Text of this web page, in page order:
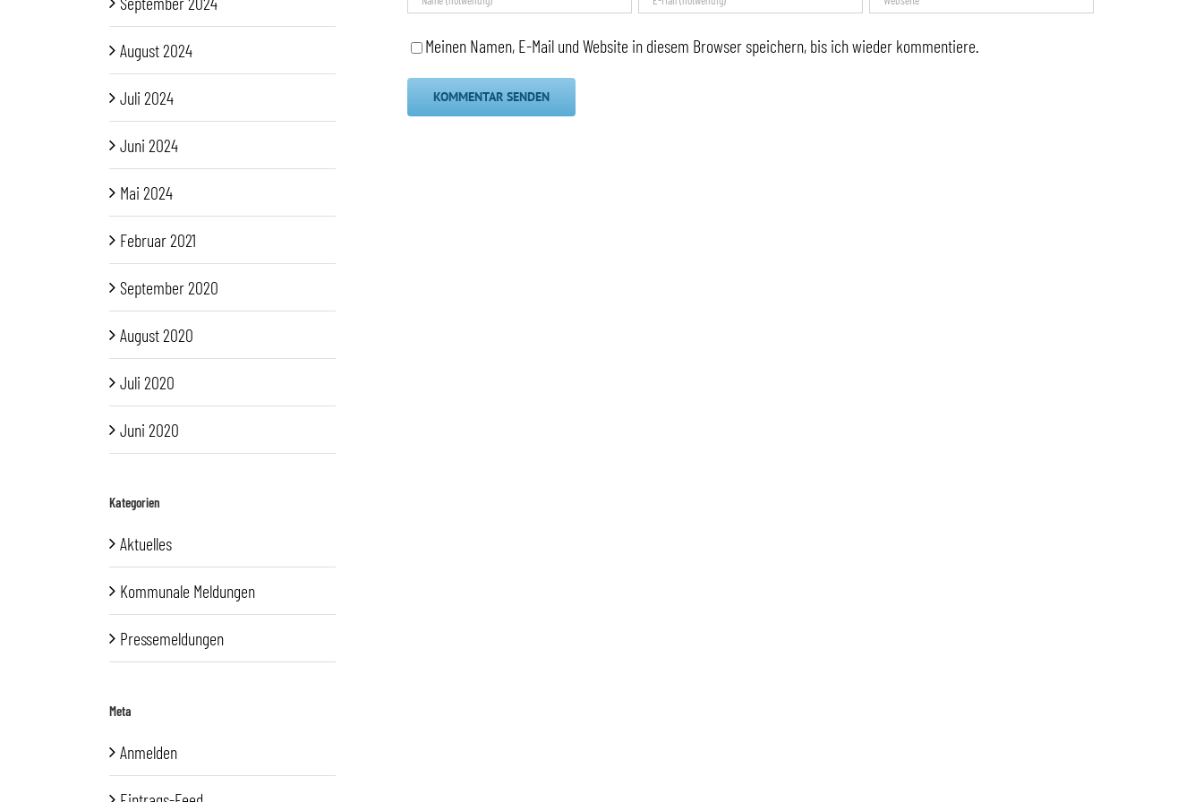
Meinen Namen, E-Mail und Website in diesem Browser speichern, bis ich wieder kommentiere.
August 2024
Juli 2024
Juni 2024
Mai 2024
Februar 2021
September 2020
August 2020
Juli 2020
Juni 2020
Kategorien
Aktuelles
Kommunale Meldungen
Pressemeldungen
Meta
Anmelden